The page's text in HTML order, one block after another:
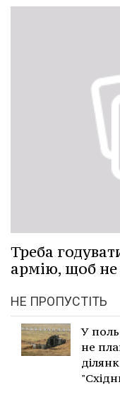
Треба
армію, щоб не
НЕ ПРОПУСТІТЬ
У
не